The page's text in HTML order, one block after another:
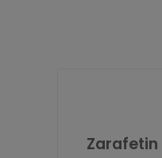
Zarafetin